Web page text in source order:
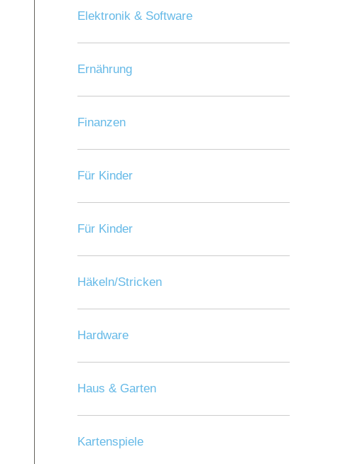
Elektronik & Software
Ernährung
Finanzen
Für Kinder
Für Kinder
Häkeln/Stricken
Hardware
Haus & Garten
Kartenspiele